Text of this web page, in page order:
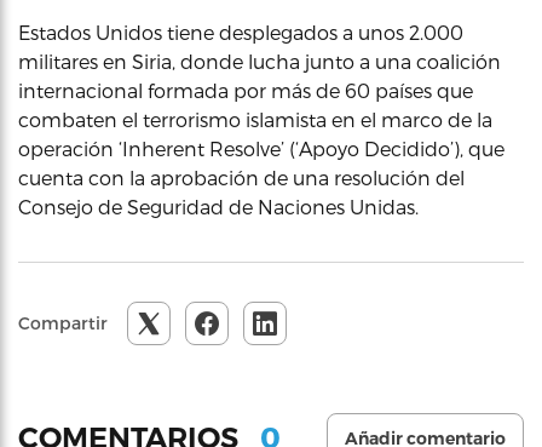
Estados Unidos tiene desplegados a unos 2.000
militares en Siria, donde lucha junto a una coalición
internacional formada por más de 60 países que
combaten el terrorismo islamista en el marco de la
operación ‘Inherent Resolve’ (‘Apoyo Decidido’), que
cuenta con la aprobación de una resolución del
Consejo de Seguridad de Naciones Unidas.
Compartir
COMENTARIOS 0 Añadir comentario